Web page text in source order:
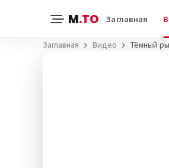
M.TO Заглавная
Заглавная Видео Тёмный